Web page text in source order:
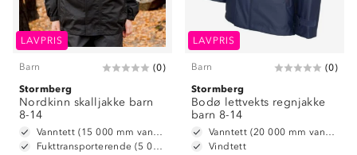
LAVPRIS
Barn (0)
Stormberg
Nordkinn skalljakke barn
8-14
Vanntett (15 000 mm vannsøyle)
Fukttransporterende (5 000 g/m2/24t)
LAVPRIS
Barn (0)
Stormberg
Bodø lettvekts regnjakke
barn 8-14
Vanntett (20 000 mm vannsøyle)
Vindtett